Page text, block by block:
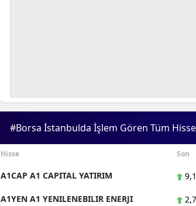
#Borsa İstanbulda İşlem Gören Tüm
Hisse Son
A1CAP A1 CAPITAL YATIRIM
A1YEN A1 YENILENEBILIR ENERJI